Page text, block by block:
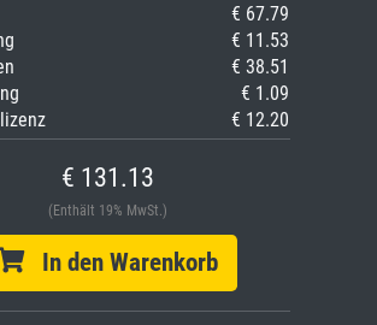
€ 67.79
€ 11.53
€ 38.51
€ 1.09
€ 12.20
€ 131.13
(Enthält 19% MwSt.)
In den Warenkorb